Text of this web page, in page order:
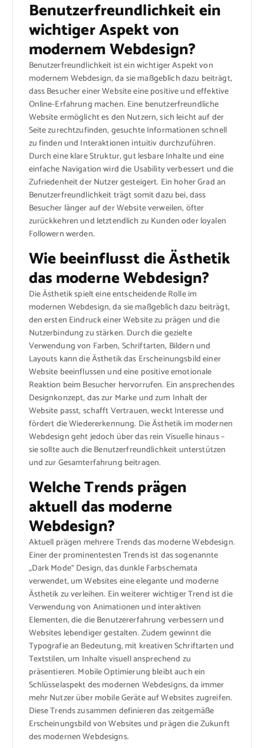
Benutzerfreundlichkeit ein
wichtiger Aspekt von
modernem Webdesign?
Benutzerfreundlichkeit ist ein wichtiger Aspekt von
modernem Webdesign, da sie maßgeblich dazu beiträgt,
dass Besucher einer Website eine positive und effektive
Online-Erfahrung machen. Eine benutzerfreundliche
Website ermöglicht es den Nutzern, sich leicht auf der
Seite zurechtzufinden, gesuchte Informationen schnell
zu finden und Interaktionen intuitiv durchzuführen.
Durch eine klare Struktur, gut lesbare Inhalte und eine
einfache Navigation wird die Usability verbessert und die
Zufriedenheit der Nutzer gesteigert. Ein hoher Grad an
Benutzerfreundlichkeit trägt somit dazu bei, dass
Besucher länger auf der Website verweilen, öfter
zurückkehren und letztendlich zu Kunden oder loyalen
Followern werden.
Wie beeinflusst die Ästhetik
das moderne Webdesign?
Die Ästhetik spielt eine entscheidende Rolle im
modernen Webdesign, da sie maßgeblich dazu beiträgt,
den ersten Eindruck einer Website zu prägen und die
Nutzerbindung zu stärken. Durch die gezielte
Verwendung von Farben, Schriftarten, Bildern und
Layouts kann die Ästhetik das Erscheinungsbild einer
Website beeinflussen und eine positive emotionale
Reaktion beim Besucher hervorrufen. Ein ansprechendes
Designkonzept, das zur Marke und zum Inhalt der
Website passt, schafft Vertrauen, weckt Interesse und
fördert die Wiedererkennung. Die Ästhetik im modernen
Webdesign geht jedoch über das rein Visuelle hinaus –
sie sollte auch die Benutzerfreundlichkeit unterstützen
und zur Gesamterfahrung beitragen.
Welche Trends prägen
aktuell das moderne
Webdesign?
Aktuell prägen mehrere Trends das moderne Webdesign.
Einer der prominentesten Trends ist das sogenannte
„Dark Mode“ Design, das dunkle Farbschemata
verwendet, um Websites eine elegante und moderne
Ästhetik zu verleihen. Ein weiterer wichtiger Trend ist die
Verwendung von Animationen und interaktiven
Elementen, die die Benutzererfahrung verbessern und
Websites lebendiger gestalten. Zudem gewinnt die
Typografie an Bedeutung, mit kreativen Schriftarten und
Textstilen, um Inhalte visuell ansprechend zu
präsentieren. Mobile Optimierung bleibt auch ein
Schlüsselaspekt des modernen Webdesigns, da immer
mehr Nutzer über mobile Geräte auf Websites zugreifen.
Diese Trends zusammen definieren das zeitgemäße
Erscheinungsbild von Websites und prägen die Zukunft
des modernen Webdesigns.